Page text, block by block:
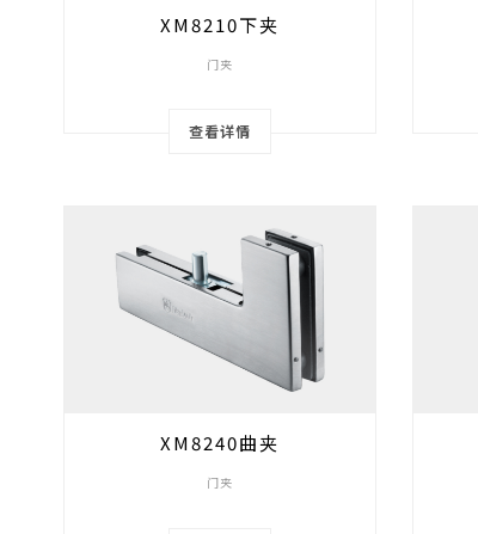
XM8210下夹
门夹
查看详情
XM8240曲夹
门夹